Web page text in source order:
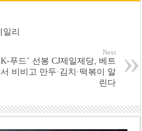
리
Next
푸드’ 선봉 CJ제일제당, 베트
비비고 만두·김치·떡볶이 알
린다